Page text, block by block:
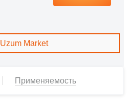
Uzum Market
Применяемость